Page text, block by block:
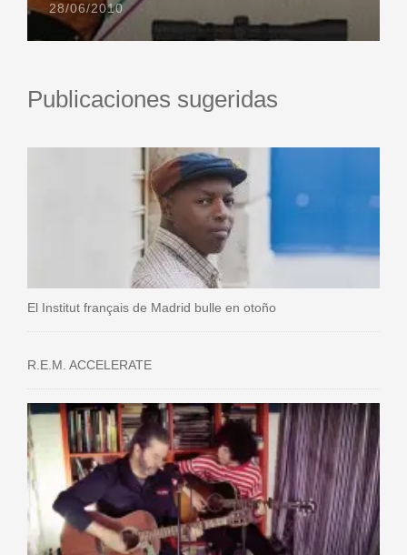
28/06/2010
Publicaciones sugeridas
El Institut français de Madrid bulle en otoño
R.E.M. ACCELERATE